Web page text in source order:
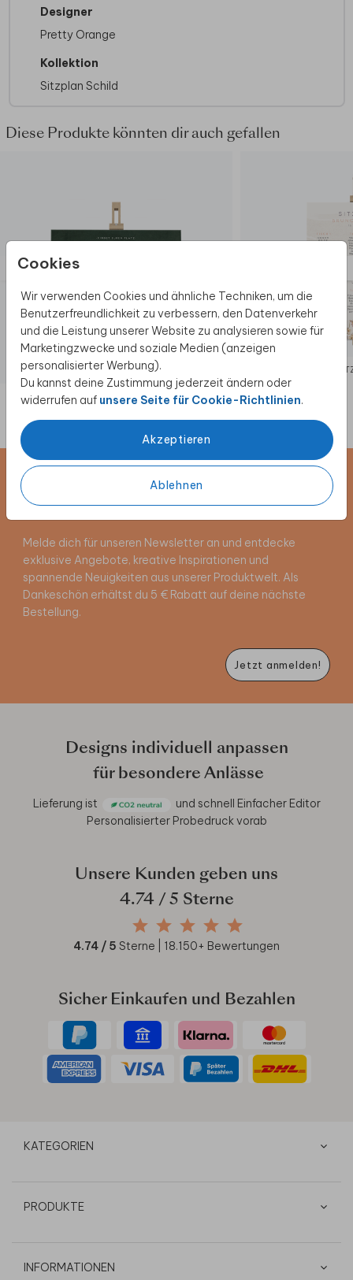
Cookies
Wir verwenden Cookies und ähnliche Techniken, um die
Benutzerfreundlichkeit zu verbessern, den Datenverkehr
und die Leistung unserer Website zu analysieren sowie für
Marketingzwecke und soziale Medien (anzeigen
personalisierter Werbung).
Du kannst deine Zustimmung jederzeit ändern oder
widerrufen auf unsere Seite für Cookie-Richtlinien.
Akzeptieren
Ablehnen
für dich um! Kontaktiere dazu einfach unseren
Kundenservice.
Designer
Pretty Orange
Kollektion
Sitzplan Schild
Diese Produkte könnten dir auch gefallen
SITZPLAN
Newsletter abonnieren und 5 €
Rabatt sichern
Melde dich für unseren Newsletter an und entdecke
exklusive Angebote, kreative Inspirationen und
spannende Neuigkeiten aus unserer Produktwelt. Als
Dankeschön erhältst du 5 € Rabatt auf deine nächste
Bestellung.
Jetzt anmelden!
Designs individuell anpassen
für besondere Anlässe
Lieferung ist und schnell Einfacher Editor
Personalisierter Probedruck vorab
Unsere Kunden geben uns
4.74/ 5 Sterne
4.74 / 5 Sterne | 18.150+ Bewertungen
Sicher Einkaufen und Bezahlen
KATEGORIEN
PRODUKTE
INFORMATIONEN